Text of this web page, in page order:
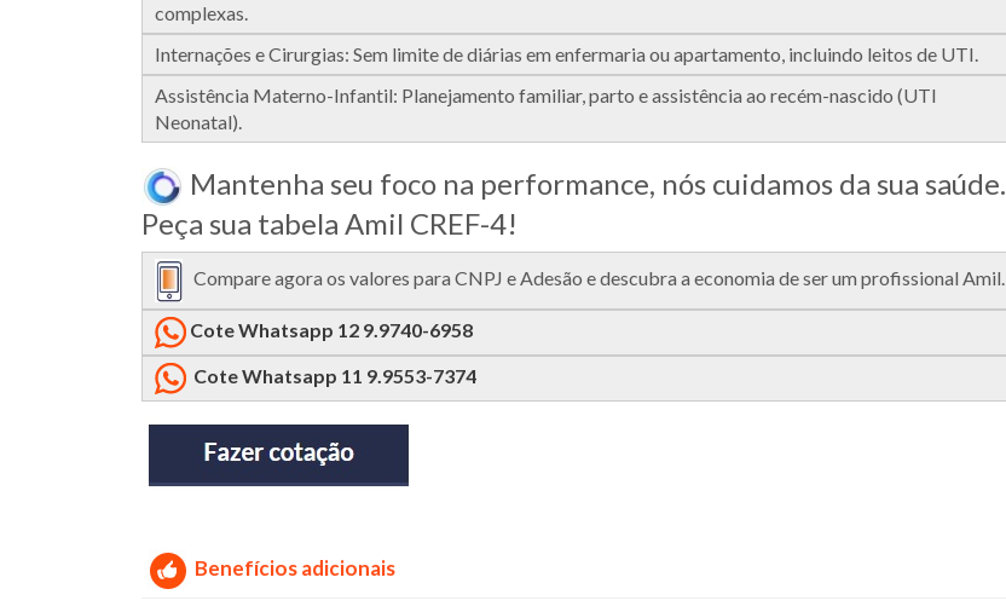
complexas.
Internações e Cirurgias: Sem limite de diárias em enfermaria ou apartamento, incluindo leitos de UTI.
Assistência Materno-Infantil: Planejamento familiar, parto e assistência ao recém-nascido (UTI
Neonatal).
Mantenha seu foco na performance, nós cuidamos da sua saúde.
Peça sua tabela Amil CREF-4!
Compare agora os valores para CNPJ e Adesão e descubra a economia de ser um profissional Amil.
Cote Whatsapp 12 9.9740-6958
Cote Whatsapp 11 9.9553-7374
Benefícios adicionais